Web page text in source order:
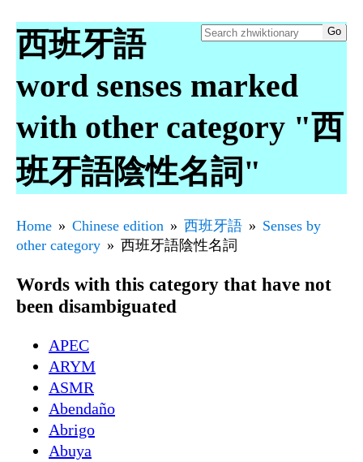
西班牙語
word senses marked
with other category "西
班牙語陰性名詞"
Home Chinese edition 西班牙語
Senses by
other category
西班牙語陰性名詞
Words with this category that have not
been disambiguated
APEC
ARYM
ASMR
Abendaño
Abrigo
Abuya